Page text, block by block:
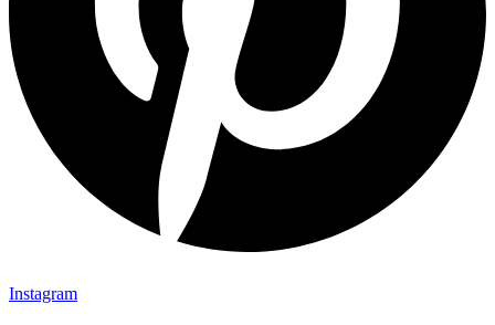
Instagram